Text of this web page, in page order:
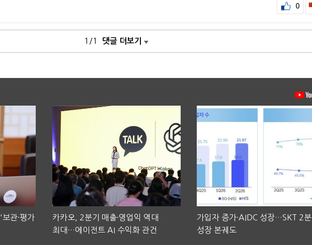
0
1/1 댓글 더보기
관·평가
카카오, 2분기 매출·영업익 역대
최대…에이전트 AI 수익화 관건
가입자 증가·AIDC 성장…SKT 2
성장 본궤도